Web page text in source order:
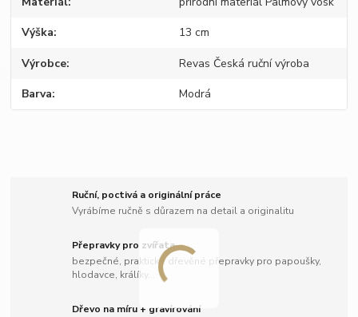
Výška 13 cm
Výrobce Revas Česká ruční výroba
Barva Modrá
Ruční, poctivá a originální práce
Vyrábíme ručně s důrazem na detail a originalitu
Přepravky pro zvířata
bezpečné, praktické dřevěné přepravky pro papoušky,
hlodavce, králíky...
Dřevo na míru + gravírování